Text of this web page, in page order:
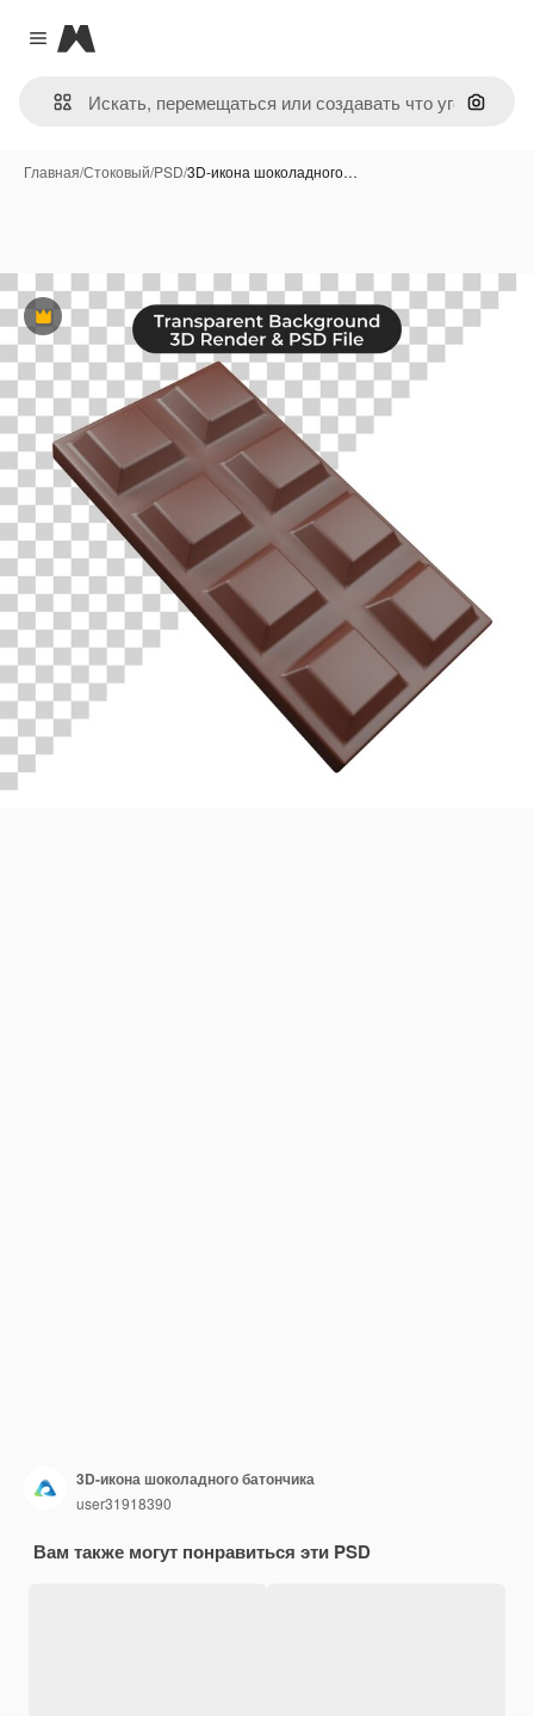
Close menu
Magnific
Поиск
Главная/Стоковый/PSD/3D-икона шоколадного…
Премиум
3D-икона шоколадного батончика
user31918390
Вам также могут понравиться эти PSD